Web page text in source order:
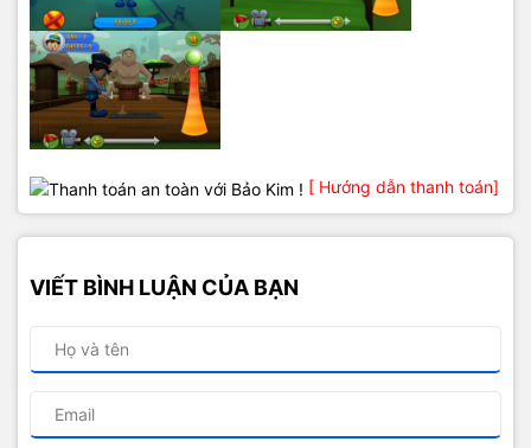
[ Hướng dẫn thanh toán]
VIẾT BÌNH LUẬN CỦA BẠN